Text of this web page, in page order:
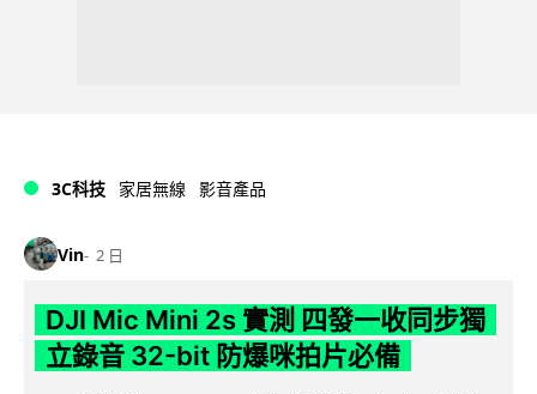
3C科技 家居無線 影音產品
Vin 2 日
DJI Mic Mini 2s 實測 四發一收同步獨
立錄音 32-bit 防爆咪拍片必備